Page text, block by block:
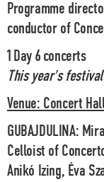
Programme
conductor of
1 Day 6 concerts
This year's
Venue: Concert
GUBAJDULINA:
Celloist of
Anikó Izing, Éva